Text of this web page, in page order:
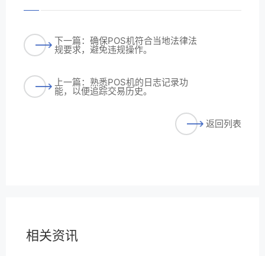
下一篇：确保POS机符合当地法律法
规要求，避免违规操作。
上一篇：熟悉POS机的日志记录功
能，以便追踪交易历史。
返回列表
相关资讯